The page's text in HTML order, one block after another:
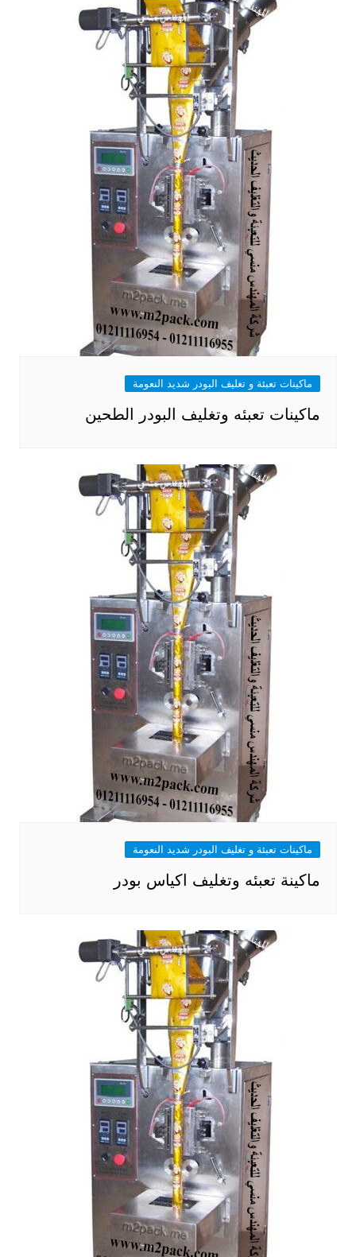
ماكينات تعبئة و تغليف البودر شديد النعومة
ماكينات تعبئه وتغليف البودر الطحين
ماكينات تعبئة و تغليف البودر شديد النعومة
ماكينة تعبئه وتغليف اكياس بودر